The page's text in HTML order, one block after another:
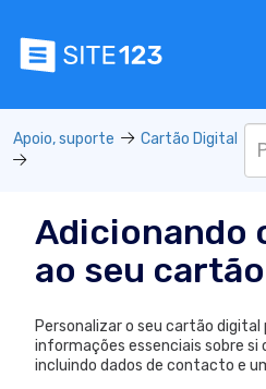
Apoio, suporte Cartão Digital
Adicionando
ao seu
Personalizar o seu cartão
informações essenciais sobre si
incluindo dados de contacto e